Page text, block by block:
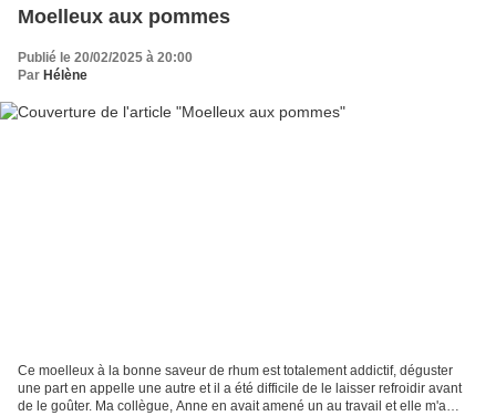
Moelleux aux pommes
Publié le 20/02/2025 à 20:00
Par Hélène
Ce moelleux à la bonne saveur de rhum est totalement addictif, déguster
une part en appelle une autre et il a été difficile de le laisser refroidir avant
de le goûter. Ma collègue, Anne en avait amené un au travail et elle m'a